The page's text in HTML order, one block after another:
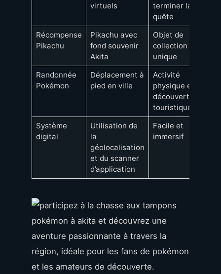
virtuels
terminer la
quête
Récompense
Pikachu
Pikachu avec
fond souvenir
Akita
Objet de
collection
unique
Randonnée
Pokémon
Déplacement à
pied en ville
Activité
physique et
découverte
touristique
Système
digital
Utilisation de
la
géolocalisation
et du scanner
d’application
Facile et
immersif